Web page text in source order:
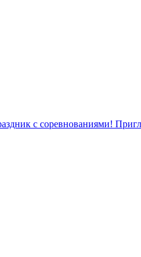
с соревнованиями!